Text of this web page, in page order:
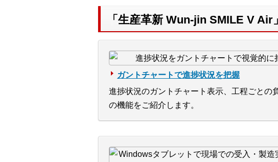
「生産革新 Wun-jin SMILE V
ガントチャートで進捗状況を把握
進捗状況のガントチャート表示、工程ごとの
の機能をご紹介します。